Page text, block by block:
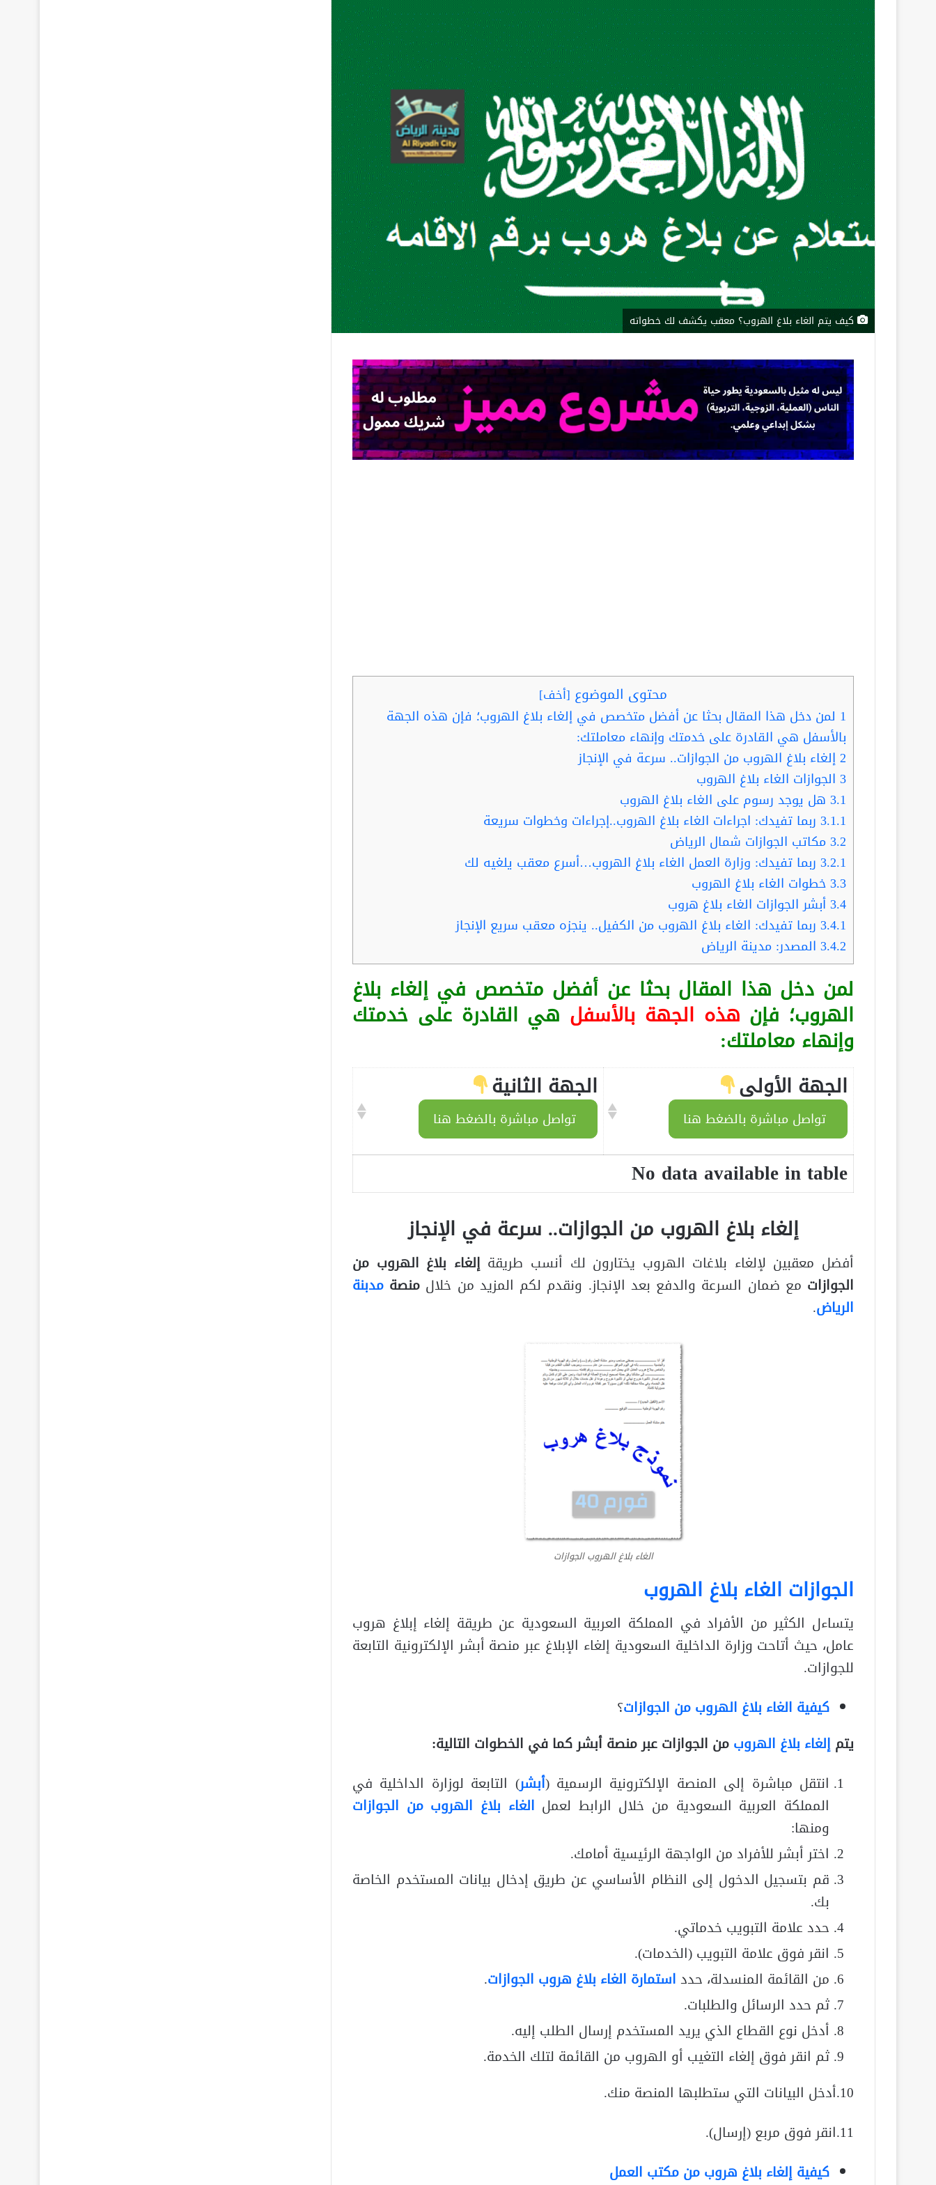
كيف يتم الغاء بلاغ الهروب؟ معقب يكشف لك خطواته
محتوى الموضوع [أخف]
1 لمن دخل هذا المقال بحثا عن أفضل متخصص في إلغاء بلاغ الهروب؛ فإن هذه الجهة
بالأسفل هي القادرة على خدمتك وإنهاء معاملتك:
2إلغاء بلاغ الهروب من الجوازات.. سرعة في الإنجاز
3 الجوازات الغاء بلاغ الهروب
3.1 هل يوجد رسوم على الغاء بلاغ الهروب
3.1.1 ربما تفيدك: اجراءات الغاء بلاغ الهروب..إجراءات وخطوات سريعة
3.2مكاتب الجوازات شمال الرياض
3.2.1 ربما تفيدك: وزارة العمل الغاء بلاغ الهروب…أسرع معقب يلغيه لك
3.3خطوات الغاء بلاغ الهروب
3.4أبشر الجوازات الغاء بلاغ هروب
3.4.1 ربما تفيدك: الغاء بلاغ الهروب من الكفيل.. ينجزه معقب سريع الإنجاز
3.4.2 المصدر: مدينة الرياض
لمن دخل هذا المقال بحثا عن أفضل متخصص في إلغاء بلاغ
الهروب؛ فإن هذه الجهة بالأسفل هي القادرة على خدمتك
وإنهاء معاملتك:
الجهة الأولى
تواصل مباشرة بالضغط هنا
الجهة الثانية
تواصل مباشرة بالضغط هنا
No data available in table
إلغاء بلاغ الهروب من الجوازات.. سرعة في الإنجاز
أفضل معقبين لإلغاء بلاغات الهروب يختارون لك أنسب طريقةإلغاء بلاغ الهروب من
الجوازات مع ضمان السرعة والدفع بعد الإنجاز. ونقدم لكم المزيد من خلال منصة مدبنة
الرياض.
الغاء بلاغ الهروب الجوازات
الجوازات الغاء بلاغ الهروب
يتساءل الكثير من الأفراد في المملكة العربية السعودية عن طريقة إلغاء إبلاغ هروب
عامل، حيث أتاحت وزارة الداخلية السعودية إلغاء الإبلاغ عبر منصة أبشر الإلكترونية التابعة
للجوازات.
كيفية الغاء بلاغ الهروب من الجوازات؟
يتمإلغاء بلاغ الهروبمن الجوازات عبر منصة أبشر كما في الخطوات التالية:
انتقل مباشرة إلى المنصة الإلكترونية الرسمية (أبشر) التابعة لوزارة الداخلية في
المملكة العربية السعودية من خلال الرابط لعمل الغاء بلاغ الهروب من الجوازات
ومنها:
اختر أبشر للأفراد من الواجهة الرئيسية أمامك.
قم بتسجيل الدخول إلى النظام الأساسي عن طريق إدخال بيانات المستخدم الخاصة
بك.
حدد علامة التبويب خدماتي.
انقر فوق علامة التبويب (الخدمات).
من القائمة المنسدلة، حدداستمارة الغاء بلاغ هروب الجوازات.
ثم حدد الرسائل والطلبات.
أدخل نوع القطاع الذي يريد المستخدم إرسال الطلب إليه.
ثم انقر فوق إلغاء التغيب أو الهروب من القائمة لتلك الخدمة.
10.أدخل البيانات التي ستطلبها المنصة منك.
11.انقر فوق مربع (إرسال).
كيفية إلغاء بلاغ هروب من مكتب العمل